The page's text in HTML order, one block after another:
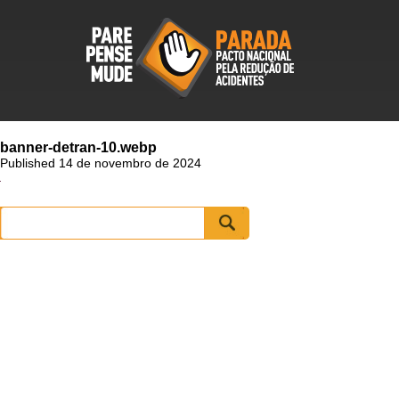
banner-detran-10.webp
Published 14 de novembro de 2024
Pesquisar
por: